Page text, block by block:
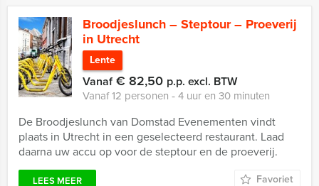
Broodjeslunch – Steptour – Proeverij
in Utrecht
Lente
Vanaf€ 82,50 p.p. excl. BTW
Vanaf 12 personen ‐ 4 uur en 30 minuten
De Broodjeslunch van Domstad Evenementen vindt
plaats in Utrecht in een geselecteerd restaurant. Laad
daarna uw accu op voor de steptour en de proeverij.
LEES MEER Favoriet